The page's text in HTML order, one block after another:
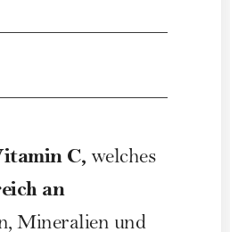
C, welches
an
Mineralien und